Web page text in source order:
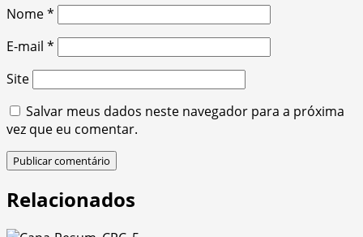
Nome*
E-mail *
Site
Salvar meus dados neste navegador para a próxima
vez que eu comentar.
Relacionados